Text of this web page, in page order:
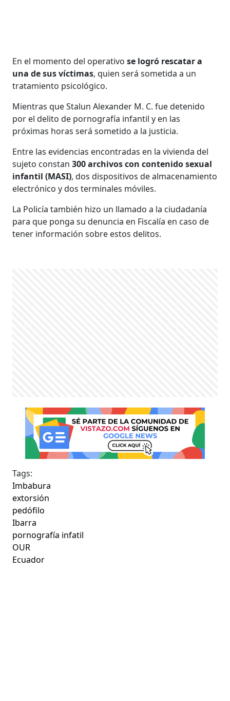
En el momento del operativose logró rescatar a
una de sus víctimas, quien será sometida a un
tratamiento psicológico.
Mientras que Stalun Alexander M. C. fue detenido
por el delito de pornografía infantil y en las
próximas horas será sometido a la justicia.
Entre las evidencias encontradas en la vivienda del
sujeto constan300 archivos con contenido sexual
infantil (MASI), dos dispositivos de almacenamiento
electrónico y dos terminales móviles.
La Policía también hizo un llamado a la ciudadanía
para que ponga su denuncia en Fiscalía en caso de
tener información sobre estos delitos.
Tags:
Imbabura
extorsión
pedófilo
Ibarra
pornografía infatil
OUR
Ecuador